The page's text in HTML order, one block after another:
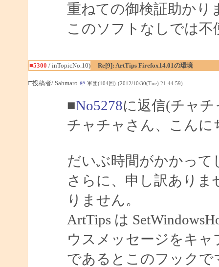
重ねての御検証助かり
このソフトなしでは不
■5300 / inTopicNo.10) Re[9]: ArtTips Firefox14.01の環境
□投稿者/ Sahmaro ＠ 軍団(104回)-(2012/10/30(Tue) 21:44:59)
■No5278に返信(チャ
チャチャさん、こんに
だいぶ時間がかかっ
さらに、申し訳あり
りません。
ArtTips は
ウスメッセージをキ
であるとこのフック